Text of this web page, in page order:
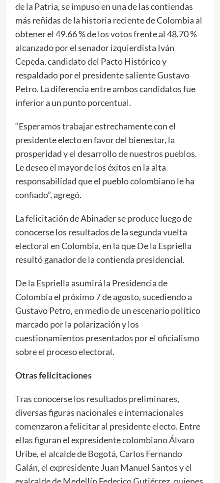
de la Patria, se impuso en una de las contiendas
más reñidas de la historia reciente de Colombia al
obtener el 49.66 % de los votos frente al 48.70 %
alcanzado por el senador izquierdista Iván
Cepeda, candidato del Pacto Histórico y
respaldado por el presidente saliente Gustavo
Petro. La diferencia entre ambos candidatos fue
inferior a un punto porcentual.
“Esperamos trabajar estrechamente con el
presidente electo en favor del bienestar, la
prosperidad y el desarrollo de nuestros pueblos.
Le deseo el mayor de los éxitos en la alta
responsabilidad que el pueblo colombiano le ha
confiado”, agregó.
La felicitación de Abinader se produce luego de
conocerse los resultados de la segunda vuelta
electoral en Colombia, en la que De la Espriella
resultó ganador de la contienda presidencial.
De la Espriella asumirá la Presidencia de
Colombia el próximo 7 de agosto, sucediendo a
Gustavo Petro, en medio de un escenario político
marcado por la polarización y los
cuestionamientos presentados por el oficialismo
sobre el proceso electoral.
Otras felicitaciones
Tras conocerse los resultados preliminares,
diversas figuras nacionales e internacionales
comenzaron a felicitar al presidente electo. Entre
ellas figuran el expresidente colombiano Álvaro
Uribe, el alcalde de Bogotá, Carlos Fernando
Galán, el expresidente Juan Manuel Santos y el
exalcalde de Medellín Federico Gutiérrez, quienes